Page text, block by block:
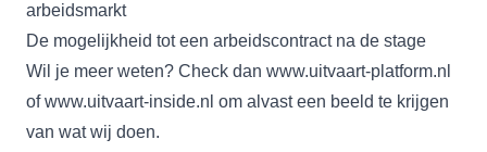
arbeidsmarkt
De mogelijkheid tot een arbeidscontract na de stage
Wil je meer weten? Check dan www.uitvaart-platform.nl
ofwww.uitvaart-inside.nl om alvast een beeld te krijgen
van wat wij doen.